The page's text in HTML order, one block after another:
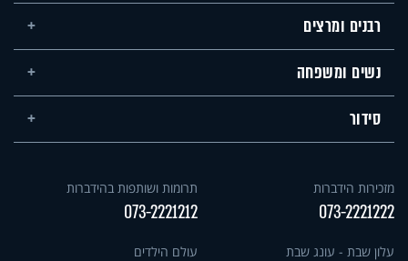
רבנים ומרצים
נשים ומשפחה
סידור
מזכירות הידברות
073-2221222
תרומות ושותפות בהידברות
073-2221212
עלון שבת - עונג שבת עולם הילדים